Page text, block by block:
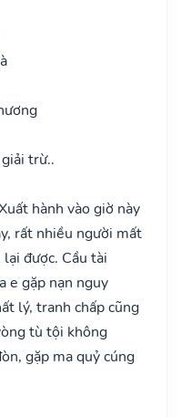
trừ..
hành vào giờ này
rất nhiều người mất
được. Cầu tài
e gặp nạn nguy
lý, tranh chấp cũng
tù tội không
gặp ma quỷ cúng